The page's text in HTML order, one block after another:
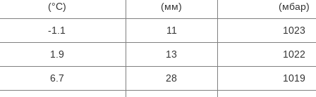
(°С)
(мм)
(мбар)
-1.1 11 1023
1.9 13 1022
6.7 28 1019